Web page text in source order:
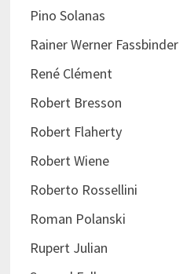
Pino Solanas
Rainer Werner Fassbinder
René Clément
Robert Bresson
Robert Flaherty
Robert Wiene
Roberto Rossellini
Roman Polanski
Rupert Julian